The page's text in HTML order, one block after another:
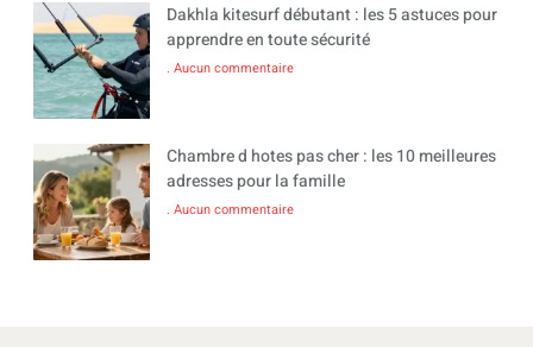
Dakhla kitesurf débutant : les 5 astuces pour
apprendre en toute sécurité
Aucun commentaire
Chambre d hotes pas cher : les 10 meilleures
adresses pour la famille
Aucun commentaire